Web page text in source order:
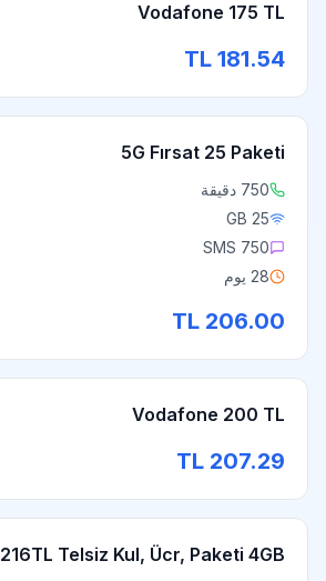
Vodafone 175 TL
181.54
5G Fırsat 25 Paketi
750 دقيقة
25 GB
750 SMS
28 يوم
206.00
Vodafone 200 TL
207.29
216TL Telsiz Kul, Ücr, Paketi 4GB